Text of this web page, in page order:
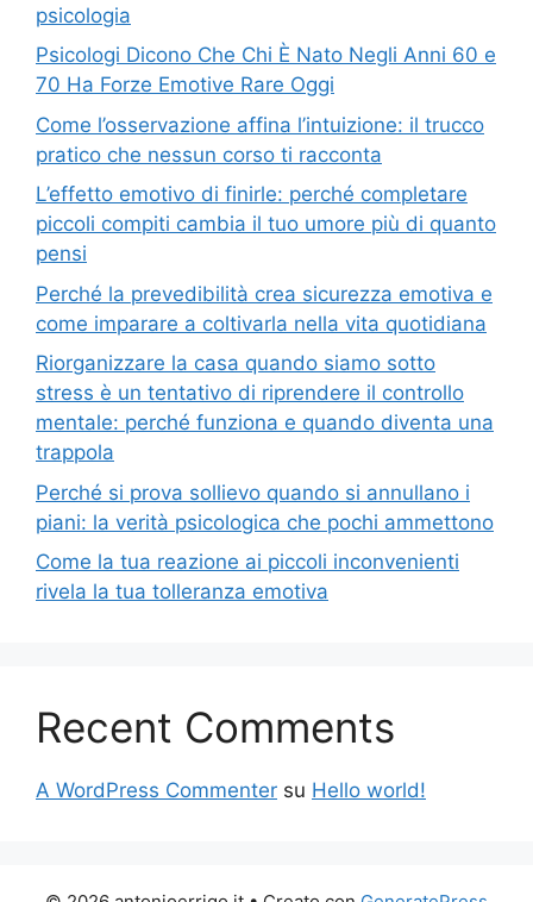
psicologia
Psicologi Dicono Che Chi È Nato Negli Anni 60 e
70 Ha Forze Emotive Rare Oggi
Come l’osservazione affina l’intuizione: il trucco
pratico che nessun corso ti racconta
L’effetto emotivo di finirle: perché completare
piccoli compiti cambia il tuo umore più di quanto
pensi
Perché la prevedibilità crea sicurezza emotiva e
come imparare a coltivarla nella vita quotidiana
Riorganizzare la casa quando siamo sotto
stress è un tentativo di riprendere il controllo
mentale: perché funziona e quando diventa una
trappola
Perché si prova sollievo quando si annullano i
piani: la verità psicologica che pochi ammettono
Come la tua reazione ai piccoli inconvenienti
rivela la tua tolleranza emotiva
Recent Comments
A WordPress Commenter su Hello world!